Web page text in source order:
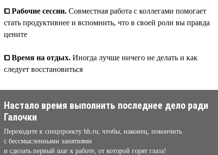
⧠ Рабочие сессии. Совместная работа с коллегами помогает
стать продуктивнее и вспомнить, что в своей роли вы правда
цените
⧠ Время на отдых. Иногда лучше ничего не делать и как
следует восстановиться
Настало время выполнить последнее дело ради
Галочки
Переходите к спецпроекту hh.ru, чтобы, наконец, покончить
с бессмысленными занятиями
и сделать первый шаг к работе, от которой горят глаза!